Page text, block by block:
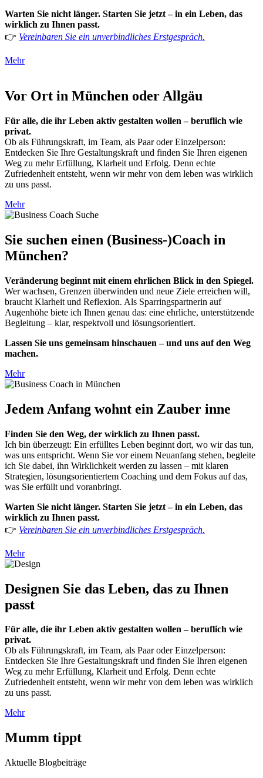
Warten Sie nicht länger. Starten Sie jetzt – in ein Leben, das
wirklich zu Ihnen passt.
👉 Vereinbaren Sie ein unverbindliches Erstgespräch.
Mehr
Vor Ort in München oder Allgäu
Für alle, die ihr Leben aktiv gestalten wollen – beruflich wie
privat.
Ob als Führungskraft, im Team, als Paar oder Einzelperson:
Entdecken Sie Ihre Gestaltungskraft und finden Sie Ihren eigenen
Weg zu mehr Erfüllung, Klarheit und Erfolg. Denn echte
Zufriedenheit entsteht, wenn wir mehr von dem leben was wirklich
zu uns passt.
Mehr
Sie suchen einen (Business-)Coach in
München?
Veränderung beginnt mit einem ehrlichen Blick in den Spiegel.
Wer wachsen, Grenzen überwinden und neue Ziele erreichen will,
braucht Klarheit und Reflexion. Als Sparringspartnerin auf
Augenhöhe biete ich Ihnen genau das: eine ehrliche, unterstützende
Begleitung – klar, respektvoll und lösungsorientiert.
Lassen Sie uns gemeinsam hinschauen – und uns auf den Weg
machen.
Mehr
Jedem Anfang wohnt ein Zauber inne
Finden Sie den Weg, der wirklich zu Ihnen passt.
Ich bin überzeugt: Ein erfülltes Leben beginnt dort, wo wir das tun,
was uns entspricht. Wenn Sie vor einem Neuanfang stehen, begleite
ich Sie dabei, ihn Wirklichkeit werden zu lassen – mit klaren
Strategien, lösungsorientiertem Coaching und dem Fokus auf das,
was Sie erfüllt und voranbringt.
Warten Sie nicht länger. Starten Sie jetzt – in ein Leben, das
wirklich zu Ihnen passt.
👉 Vereinbaren Sie ein unverbindliches Erstgespräch.
Mehr
Designen Sie das Leben, das zu Ihnen
passt
Für alle, die ihr Leben aktiv gestalten wollen – beruflich wie
privat.
Ob als Führungskraft, im Team, als Paar oder Einzelperson:
Entdecken Sie Ihre Gestaltungskraft und finden Sie Ihren eigenen
Weg zu mehr Erfüllung, Klarheit und Erfolg. Denn echte
Zufriedenheit entsteht, wenn wir mehr von dem leben was wirklich
zu uns passt.
Mehr
Mumm tippt
Aktuelle Blogbeiträge